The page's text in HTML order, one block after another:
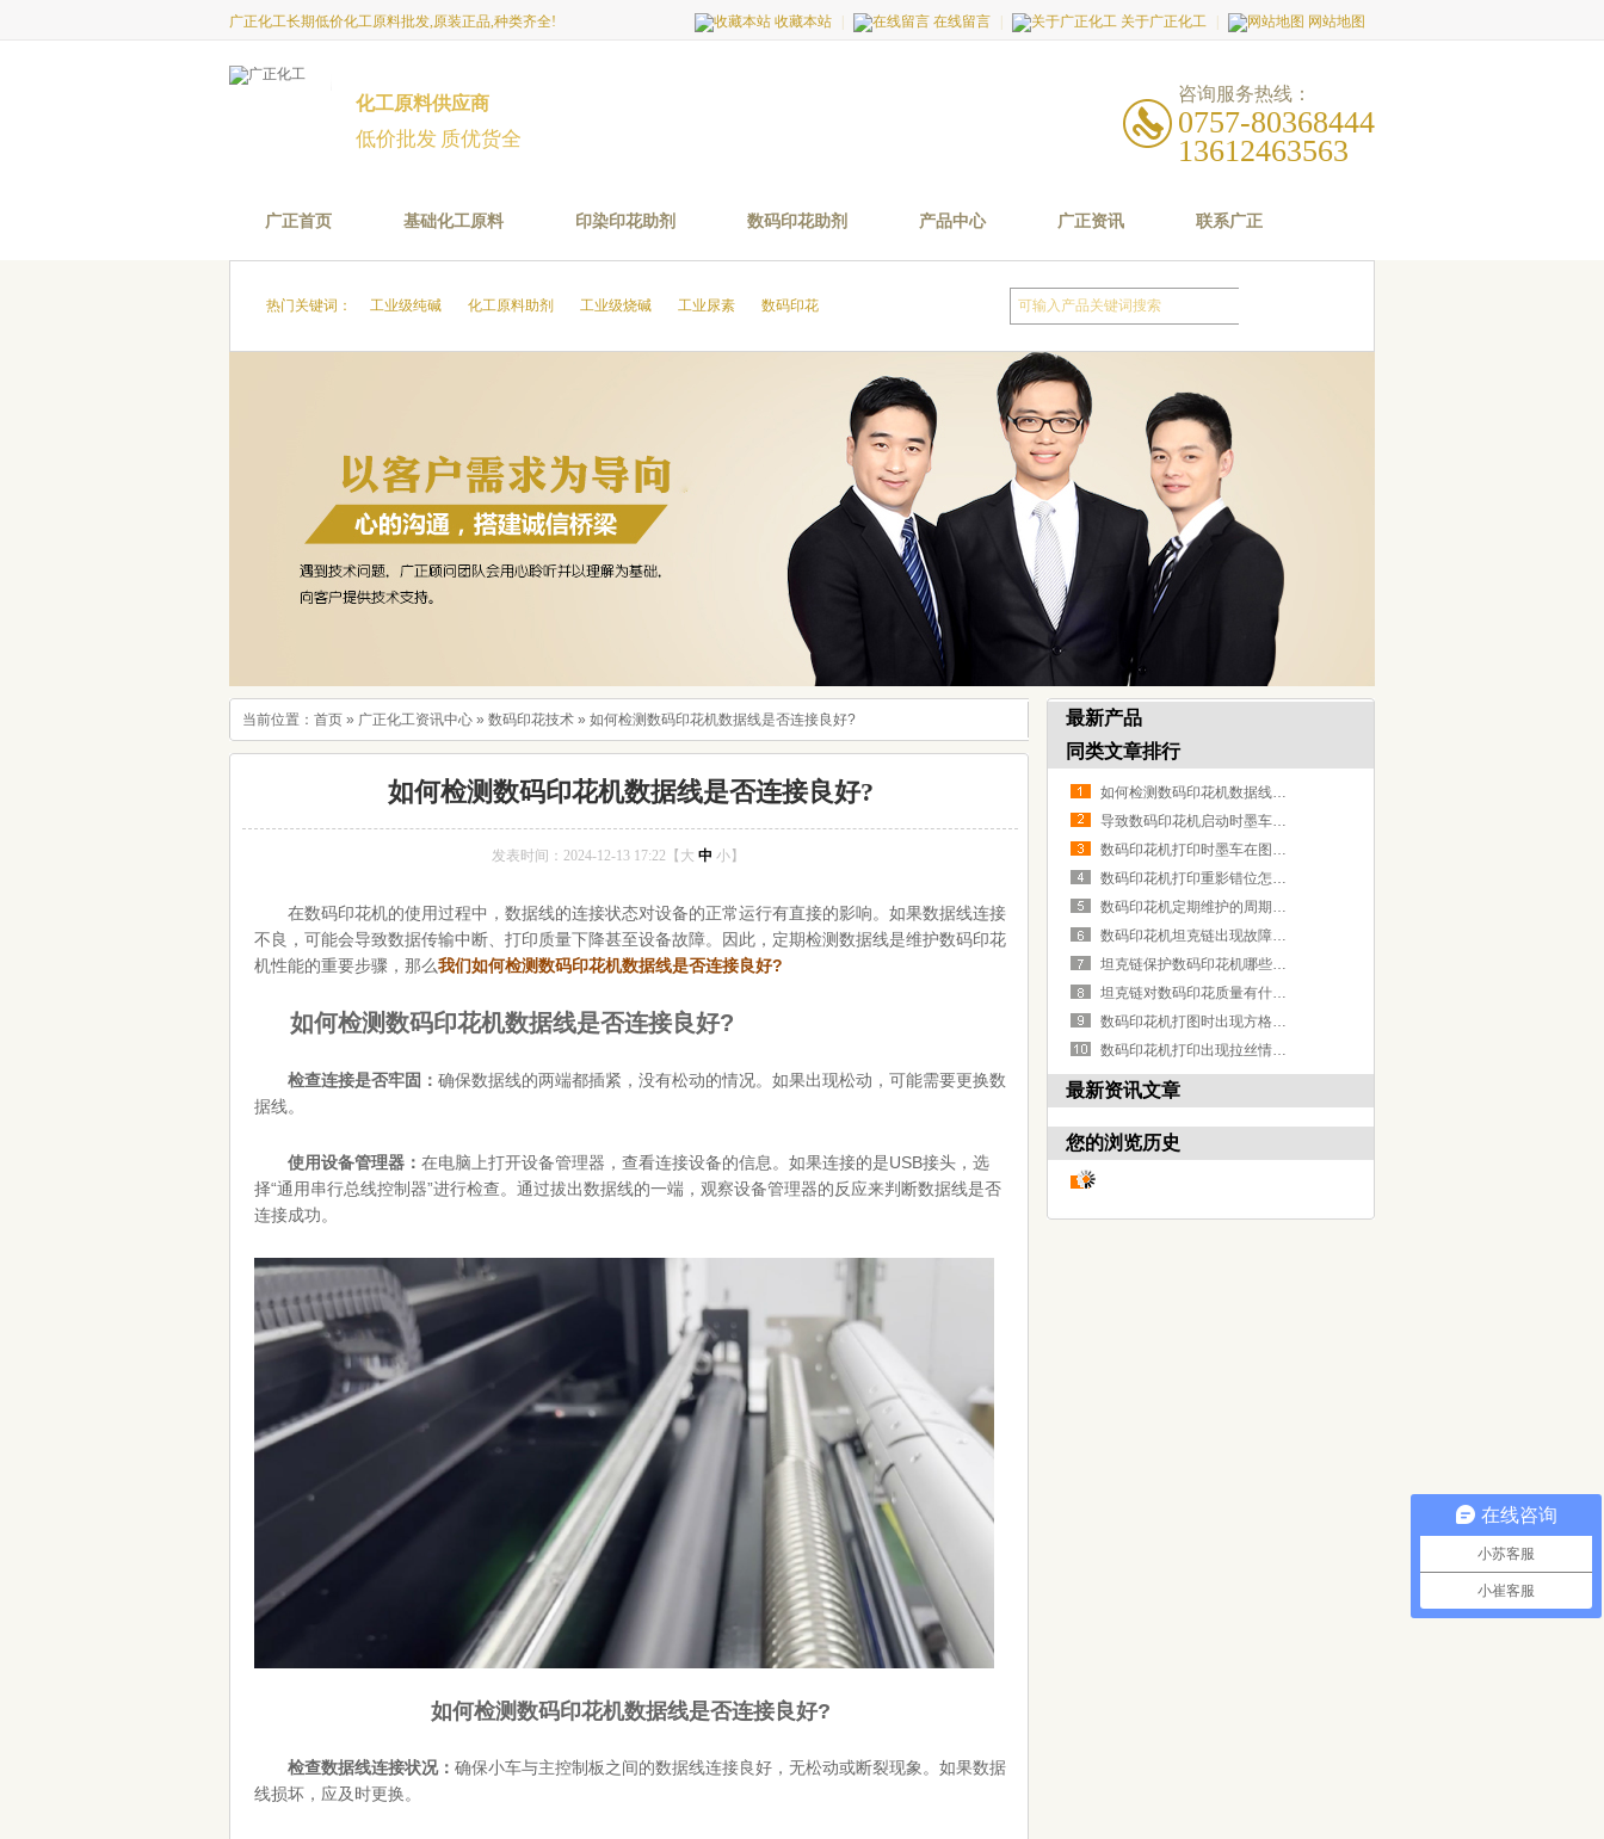
收藏本站 在线留言 关于广正化工 网站地图
广正化工长期低价化工原料批发,原装正品,种类齐全!
化工原料供应商
低价批发 质优货全
咨询服务热线：
0757-80368444
13612463563
广正首页 基础化工原料 印染印花助剂 数码印花助剂 产品中心 广正资讯 联系广正
热门关键词： 工业级纯碱 化工原料助剂 工业级烧碱 工业尿素 数码印花
当前位置： 首页 » 广正化工资讯中心 » 数码印花技术 » 如何检测数码印花机数据线是否连接良好?
如何检测数码印花机数据线是否连接良好?
发表时间：2024-12-13 17:22【 大 中 小】
在数码印花机的使用过程中，数据线的连接状态对设备的正常运行有直接的影响。如果数据线连接
不良，可能会导致数据传输中断、打印质量下降甚至设备故障。因此，定期检测数据线是维护数码印花
机性能的重要步骤，那么我们如何检测数码印花机数据线是否连接良好?
如何检测数码印花机数据线是否连接良好?
检查连接是否牢固： 确保数据线的两端都插紧，没有松动的情况。如果出现松动，可能需要更换数
据线。
使用设备管理器： 在电脑上打开设备管理器，查看连接设备的信息。如果连接的是USB接头，选
择“通用串行总线控制器”进行检查。通过拔出数据线的一端，观察设备管理器的反应来判断数据线是否
连接成功。
如何检测数码印花机数据线是否连接良好?
检查数据线连接状况： 确保小车与主控制板之间的数据线连接良好，无松动或断裂现象。如果数据
线损坏，应及时更换。
最新产品
同类文章排行
如何检测数码印花机数据线是否连接良好?
导致数码印花机启动时墨车乱跳的原因
数码印花机打印时墨车在图象两端停顿数秒的解决方法
数码印花机打印重影错位怎么解决
数码印花机定期维护的周期有多久?
数码印花机坦克链出现故障如何维修
坦克链保护数码印花机哪些部件?
坦克链对数码印花质量有什么影响?
数码印花机打图时出现方格怎么解决?
数码印花机打印出现拉丝情况怎么办?
最新资讯文章
您的浏览历史
在线咨询
小苏客服
小崔客服